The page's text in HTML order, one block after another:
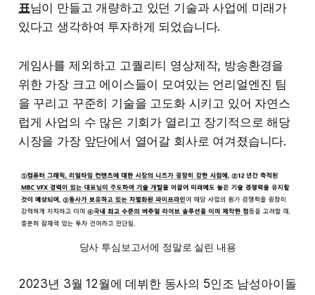
표님이 만들고 개량하고 있던 기술과 사업에 미래가
있다고 생각하여 투자하게 되었습니다.
게임사를 제외하고 고퀄리티 영상제작, 방송환경을
위한 가장 크고 에이스들이 모여있는 언리얼엔진 팀
을 꾸리고 꾸준히 기술을 고도화 시키고 있어 자연스
럽게 사업의 수 많은 기회가 열리고 장기적으로 해당
시장을 가장 앞단에서 열어갈 회사로 여겨졌습니다.
당사 투심보고서에 정말로 실린 내용
2023년 3월 12월에 데뷔한 동사의 5인조 남성아이돌